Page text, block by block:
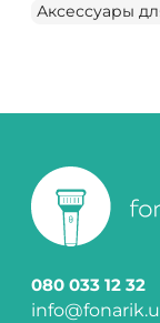
Аксессуары
080 033 12 32